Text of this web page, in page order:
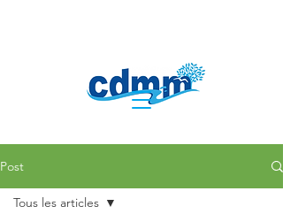
Post
Tous les articles